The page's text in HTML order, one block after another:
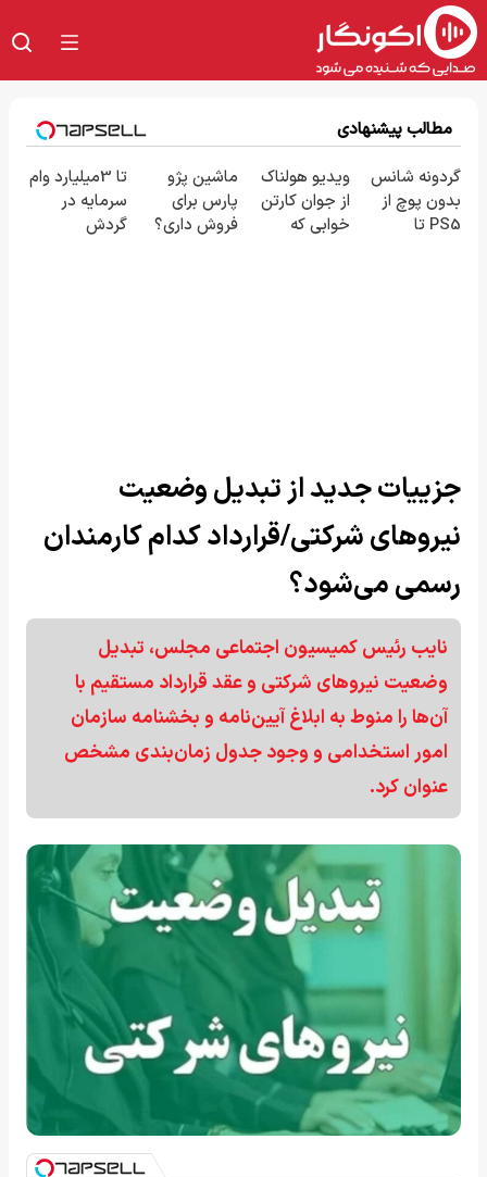
مطالب پیشنهادی
گردونه شانس
بدون پوچ از
PS5 تا
ویدیو هولناک
از جوان کارتن
خوابی که
ماشین پژو
پارس برای
فروش داری؟
تا 3میلیارد وام
سرمایه در
گردش
جزییات جدید از تبدیل وضعیت
نیروهای شرکتی/قرارداد کدام کارمندان
رسمی می‌شود؟
نایب ‌رئیس کمیسیون اجتماعی مجلس، تبدیل
وضعیت نیروهای شرکتی و عقد قرارداد مستقیم با
آن‌ها را منوط به ابلاغ آیین‌نامه و بخشنامه سازمان
امور استخدامی و وجود جدول زمان‌بندی مشخص
عنوان کرد.